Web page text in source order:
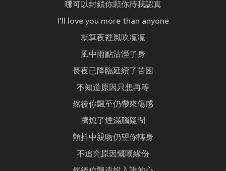
哪可以封鎖你願你待我認真
I'll love you more than anyone
就算夜裡風吹凜凜
風中雨點沾溼了身
長夜已降臨延續了苦困
不知道原因只想再等
然後你飄至仍帶來傷感
擠熄了煙滿腦疑問
顫抖中親吻仍望你轉身
不追究原因慨嘆緣份